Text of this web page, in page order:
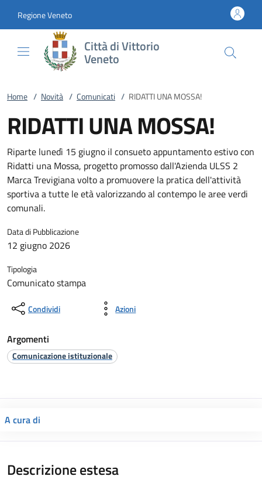
Regione Veneto
Città di Vittorio
Veneto
Home / Novità / Comunicati / RIDATTI UNA MOSSA!
RIDATTI UNA MOSSA!
Riparte lunedì 15 giugno il consueto appuntamento estivo con
Ridatti una Mossa, progetto promosso dall'Azienda ULSS 2
Marca Trevigiana volto a promuovere la pratica dell'attività
sportiva a tutte le età valorizzando al contempo le aree verdi
comunali.
Data di Pubblicazione
12 giugno 2026
Tipologia
Comunicato stampa
Condividi Azioni
Argomenti
Comunicazione istituzionale
A cura di
Descrizione estesa